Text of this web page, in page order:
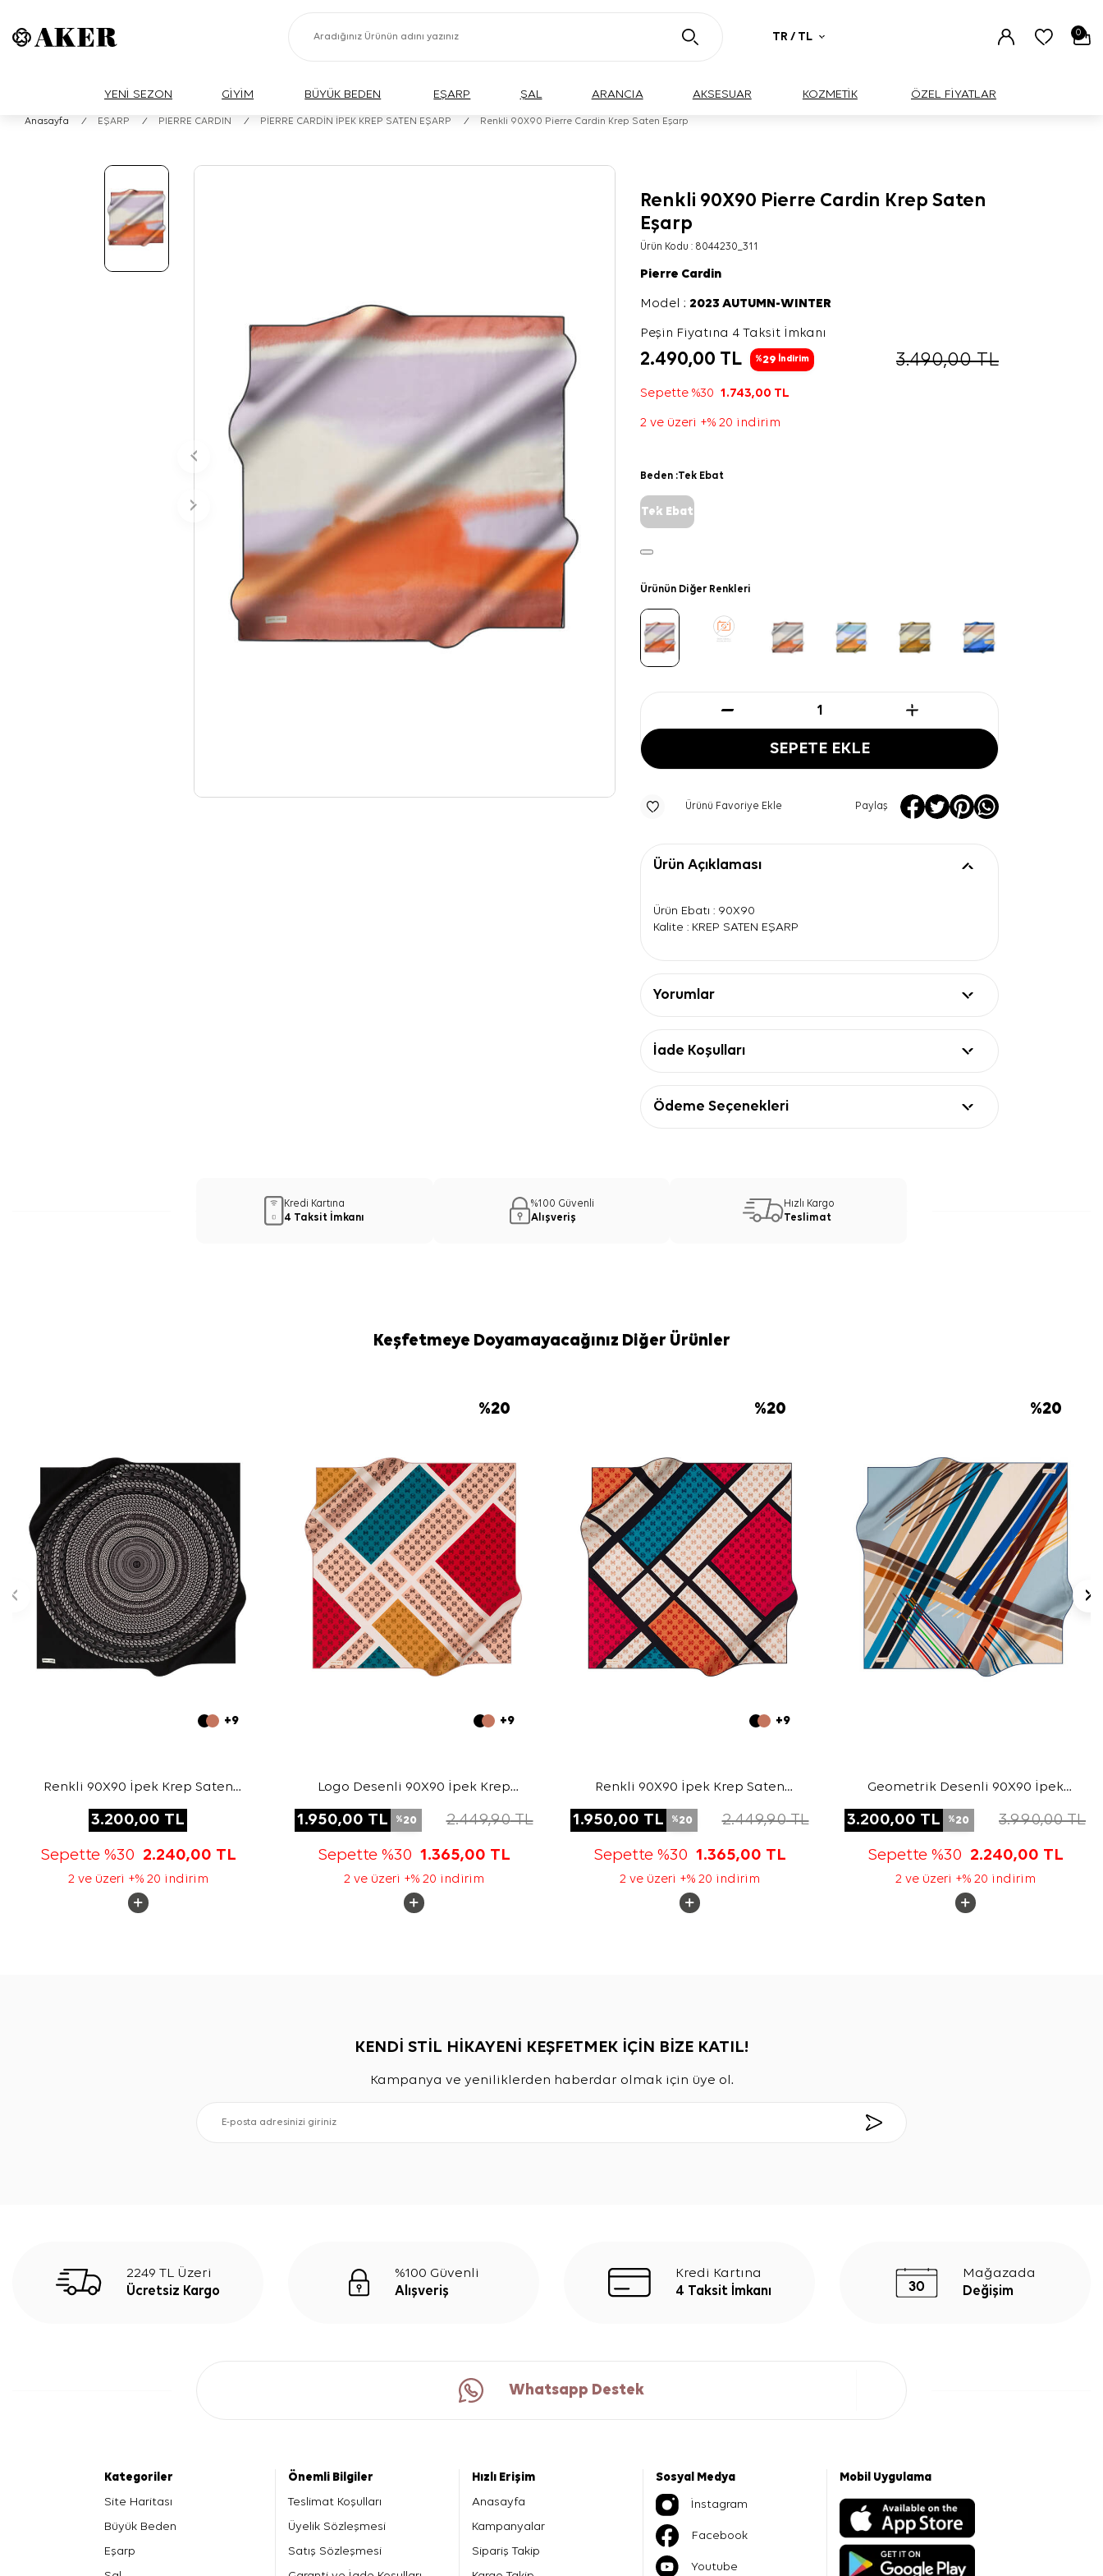
TR / TL 0
YENİ SEZON GİYİM BÜYÜK BEDEN EŞARP ŞAL ARANCIA AKSESUAR KOZMETİK ÖZEL FİYATLAR
Anasayfa / EŞARP / PIERRE CARDIN / PİERRE CARDİN İPEK KREP SATEN EŞARP / Renkli 90X90 Pierre Cardin Krep Saten Eşarp
Renkli 90X90 Pierre Cardin Krep Saten
Eşarp
Ürün Kodu : 8044230_311
Pierre Cardin
Model :2023 AUTUMN-WINTER
Peşin Fiyatına 4 Taksit İmkanı
2.490,00 TL %29 İndirim 3.490,00TL
Sepette %301.743,00 TL
2 ve üzeri +% 20 indirim
Beden :Tek Ebat
Tek Ebat
Ürünün Diğer Renkleri
SEPETE EKLE
Ürünü Favoriye Ekle Paylaş
Ürün Açıklaması
Ürün Ebatı : 90X90
Kalite : KREP SATEN EŞARP
Yorumlar
İade Koşulları
Ödeme Seçenekleri
Kredi Kartına
4 Taksit İmkanı
%100 Güvenli
Alışveriş
Hızlı Kargo
Teslimat
Keşfetmeye Doyamayacağınız Diğer Ürünler
+9
Renkli 90X90 İpek Krep Saten
3.200,00 TL
Sepette %30 2.240,00 TL
2 ve üzeri +% 20 indirim
%20
+9
Logo Desenli 90X90 İpek Krep
1.950,00 TL %20 2.449,90TL
Sepette %30 1.365,00 TL
2 ve üzeri +% 20 indirim
%20
+9
Renkli 90X90 İpek Krep Saten
1.950,00 TL %20 2.449,90TL
Sepette %30 1.365,00 TL
2 ve üzeri +% 20 indirim
%20
Geometrik Desenli 90X90 İpek
3.200,00 TL %20 3.990,00TL
Sepette %30 2.240,00 TL
2 ve üzeri +% 20 indirim
KENDİ STİL HİKAYENİ KEŞFETMEK İÇİN BİZE KATIL!
Kampanya ve yeniliklerden haberdar olmak için üye ol.
2249 TL Üzeri
Ücretsiz Kargo
%100 Güvenli
Alışveriş
Kredi Kartına
4 Taksit İmkanı
Mağazada
Değişim
Whatsapp Destek
Kategoriler
Site Haritası
Büyük Beden
Eşarp
Önemli Bilgiler
Teslimat Koşulları
Üyelik Sözleşmesi
Satış Sözleşmesi
Hızlı Erişim
Anasayfa
Kampanyalar
Sipariş Takip
Sosyal Medya
İnstagram
Facebook
Youtube
Mobil Uygulama